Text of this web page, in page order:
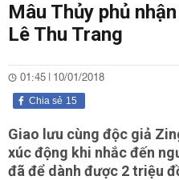
Mâu Thủy phủ
Lê Thu Trang
01:45 | 10/01/2018
15
Chia sẻ
Giao lưu cùng độc giả
xúc động khi nhắc đến
đã để dành được 2 triệu